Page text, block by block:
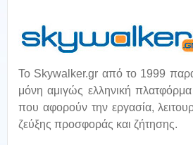
Το Skywalker.gr από το 1999
μόνη αμιγώς ελληνική
που αφορούν την εργασία,
ζεύξης προσφοράς και ζήτησης.